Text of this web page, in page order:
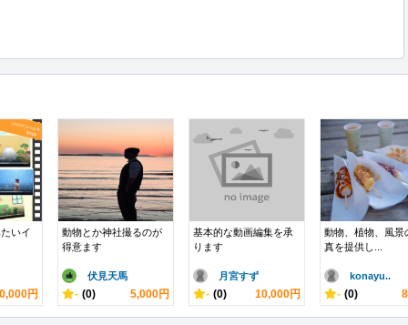
いイ
円
動物とか神社撮るのが
得意ます
伏見天馬
- (0) 5,000円
基本的な動画編集を承
ります
月宮すず
- (0) 10,000円
動物、植物、風景
真を提供し...
konayu..
- (0)